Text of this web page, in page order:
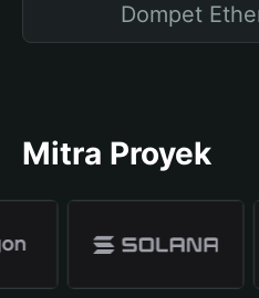
Dompet
Mitra Proyek